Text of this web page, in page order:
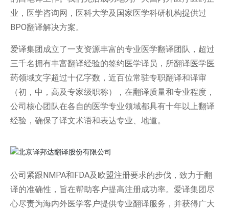
业，医学咨询网，医科大学及国家医学科研机构提供过
BPO翻译解决方案。
爱译集团成立了一支资源丰富的专业医学翻译团队，超过
三千名拥有丰富翻译经验的签约医学译员，所翻译医学医
药领域文字超过十亿字数，近百位常驻专职翻译和译审
（初，中，高及专家级职称），在翻译质量和专业程度，
公司核心团队在各自的医学专业领域都具有十年以上翻译
经验，确保了译文术语和表达专业、地道。
公司紧跟NMPA和FDA及欧盟注册要求的步伐，致力于翻
译的准确性，旨在帮助客户提高注册成功率。爱译集团尽
心尽责为海内外医学客户提供专业翻译服务，并获得广大